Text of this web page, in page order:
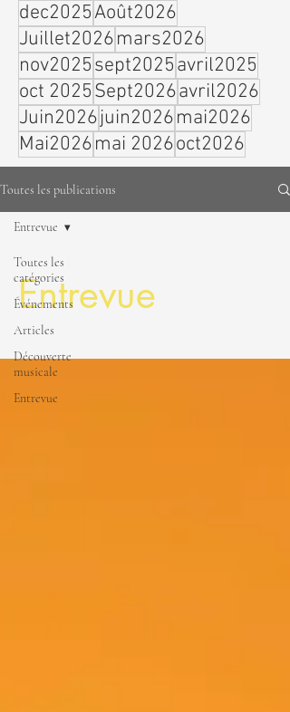
dec2025Août2026
Juillet2026mars2026
nov2025sept2025avril2025
oct 2025Sept2026avril2026
Juin2026juin2026mai2026
Mai2026mai 2026oct2026
Toutes les publications
Toutes les
catégories
Événements
Articles
Découverte
musicale
Entrevue
Entrevue
Entrevue